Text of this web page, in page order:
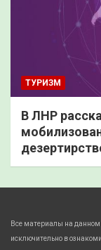
ТУРИЗМ
В ЛНР
Все материалы на данном
исключительно в